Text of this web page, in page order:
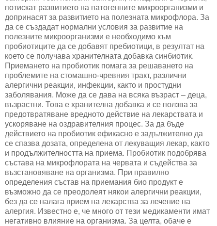
потискат развитието на патогенните микроорганизми и
допринасят за развитието на полезната микрофлора. За
да се създадат нормални условия за развитие на
полезните микроорганизми е необходимо към
пробиотиците да се добавят пребиотици, в резултат на
което се получава хранителната добавка синбиотик.
Приемането на пробиотик помага за решаването на
проблемите на стомашно-чревния тракт, различни
алергични реакции, инфекции, както и простудни
заболявания. Може да се дава на всяка възраст – деца,
възрастни. Това е хранителна добавка и се ползва за
предотвратяване вредното действие на лекарствата и
ускоряване на оздравителния процес. За да бъде
действието на пробиотик ефикасно е задължително да
се спазва дозата, определена от лекуващия лекар, както
и продължителността на приема. Пробиотик подобрява
състава на микрофлората на червата и съдейства за
възстановяване на организма. При правилно
определения състав на приемания био продукт е
възможно да се преодолеят някои алергични реакции,
без да се налага прием на лекарства за лечение на
алергия. Известно е, че много от тези медикаменти имат
негативно влияние на организма. За целта, обаче е